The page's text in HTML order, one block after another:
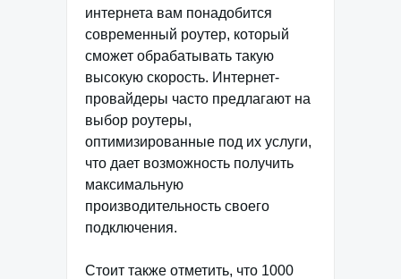
интернета вам понадобится
современный роутер, который
сможет обрабатывать такую
высокую скорость. Интернет-
провайдеры часто предлагают на
выбор роутеры,
оптимизированные под их услуги,
что дает возможность получить
максимальную
производительность своего
подключения.
Стоит также отметить, что 1000